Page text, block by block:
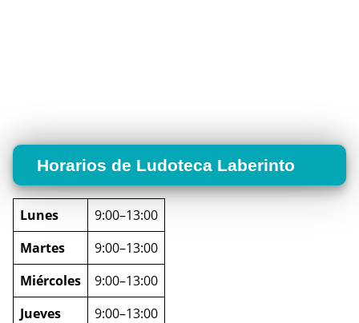
Horarios de Ludoteca Laberinto
Lunes
9:00–13:00
Martes
9:00–13:00
Miércoles
9:00–13:00
Jueves
9:00–13:00